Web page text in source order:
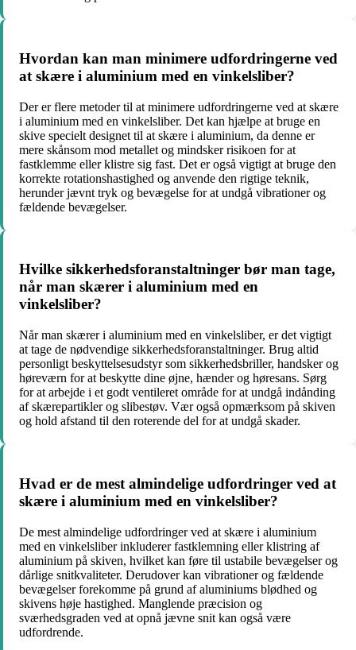
Hvordan kan man minimere udfordringerne ved
at skære i aluminium med en vinkelsliber?
Der er flere metoder til at minimere udfordringerne ved at skære
i aluminium med en vinkelsliber. Det kan hjælpe at bruge en
skive specielt designet til at skære i aluminium, da denne er
mere skånsom mod metallet og mindsker risikoen for at
fastklemme eller klistre sig fast. Det er også vigtigt at bruge den
korrekte rotationshastighed og anvende den rigtige teknik,
herunder jævnt tryk og bevægelse for at undgå vibrationer og
fældende bevægelser.
Hvilke sikkerhedsforanstaltninger bør man tage,
når man skærer i aluminium med en
vinkelsliber?
Når man skærer i aluminium med en vinkelsliber, er det vigtigt
at tage de nødvendige sikkerhedsforanstaltninger. Brug altid
personligt beskyttelsesudstyr som sikkerhedsbriller, handsker og
høreværn for at beskytte dine øjne, hænder og høresans. Sørg
for at arbejde i et godt ventileret område for at undgå indånding
af skærepartikler og slibestøv. Vær også opmærksom på skiven
og hold afstand til den roterende del for at undgå skader.
Hvad er de mest almindelige udfordringer ved at
skære i aluminium med en vinkelsliber?
De mest almindelige udfordringer ved at skære i aluminium
med en vinkelsliber inkluderer fastklemning eller klistring af
aluminium på skiven, hvilket kan føre til ustabile bevægelser og
dårlige snitkvaliteter. Derudover kan vibrationer og fældende
bevægelser forekomme på grund af aluminiums blødhed og
skivens høje hastighed. Manglende præcision og
sværhedsgraden ved at opnå jævne snit kan også være
udfordrende.